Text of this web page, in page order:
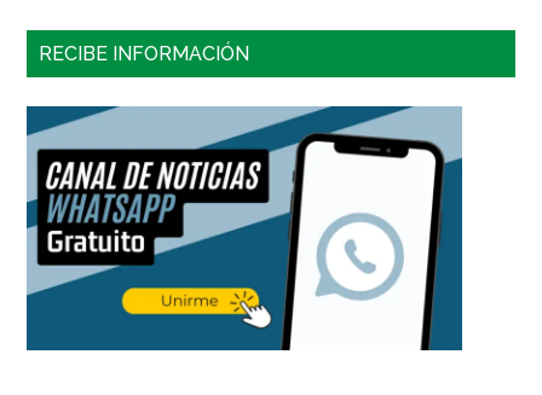
RECIBE INFORMACIÓN